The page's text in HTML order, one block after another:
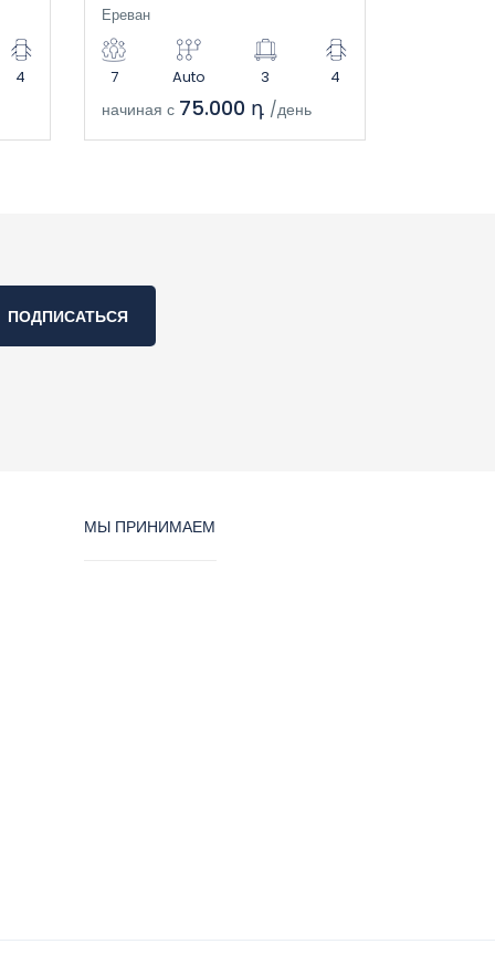
4
Ереван
7 Auto 3 4
начиная с 75.000 դ /день
ПОДПИСАТЬСЯ
МЫ ПРИНИМАЕМ